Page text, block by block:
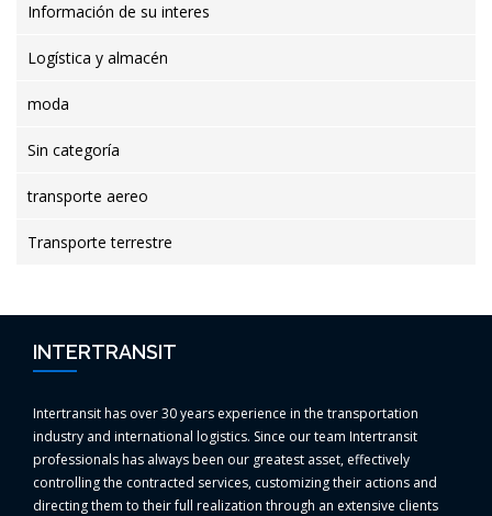
Información de su interes
Logística y almacén
moda
Sin categoría
transporte aereo
Transporte terrestre
INTERTRANSIT
Intertransit has over 30 years experience in the transportation
industry and international logistics. Since our team Intertransit
professionals has always been our greatest asset, effectively
controlling the contracted services, customizing their actions and
directing them to their full realization through an extensive clients